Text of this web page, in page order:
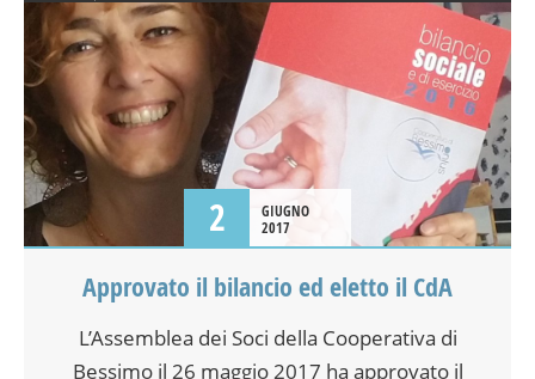
2
GIUGNO
2017
Approvato il bilancio ed eletto il CdA
L’Assemblea dei Soci della Cooperativa di
Bessimo il 26 maggio 2017 ha approvato il